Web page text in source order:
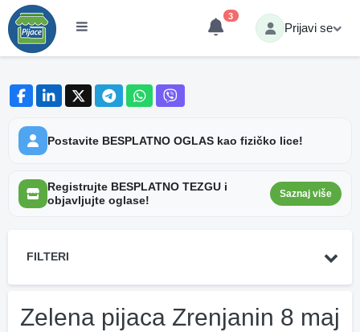
3
Prijavi se
Postavite BESPLATNO OGLAS kao fizičko lice!
Registrujte BESPLATNO TEZGU i
objavljujte oglase!
Saznaj više
FILTERI
Zelena pijaca Zrenjanin 8 maj